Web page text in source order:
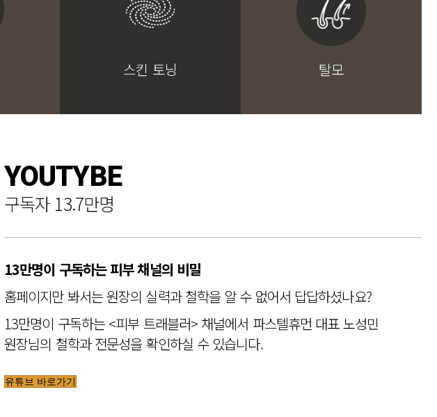
스킨 토닝 탈모
YOUTYBE
구독자 13.7만명
13만명이 구독하는 피부 채널의 비밀
홈페이지만 봐서는 원장의 실력과 철학을 알 수 없어서 답답하셨나요?
13만명이 구독하는 <피부 트래블러> 채널에서 파스텔휴먼 대표 노성민
원장님의 철학과 전문성을 확인하실 수 있습니다.
유튜브 바로가기